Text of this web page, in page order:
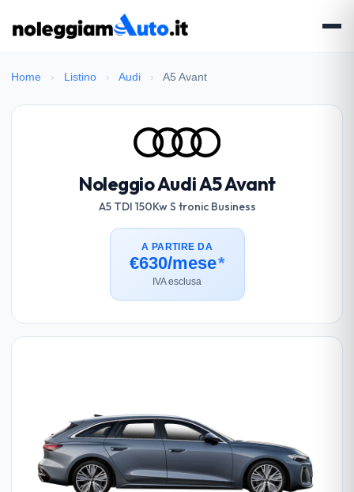
Home › Listino › Audi › A5 Avant
Noleggio Audi A5 Avant
A5 TDI 150Kw S tronic Business
A PARTIRE DA
€630/mese*
IVA esclusa